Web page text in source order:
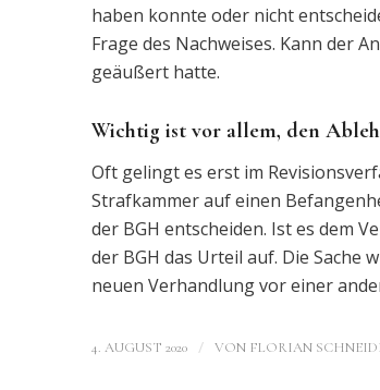
haben konnte oder nicht
Frage des Nachweises. Kann der
geäußert hatte.
Wichtig ist vor allem, den
Oft gelingt es erst im
Strafkammer auf einen
der BGH entscheiden. Ist es dem
der BGH das Urteil auf. Die Sache
neuen Verhandlung vor einer
4. AUGUST 2020 / VON FLORIAN